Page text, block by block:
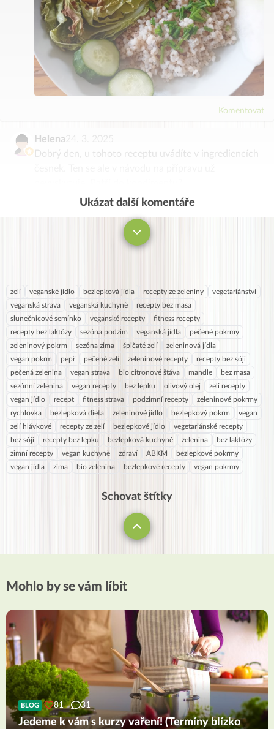
Komentovat
Helena
Dobrý den, u tohoto receptu uvádíte v ingrediencích
Ukázat další komentáře
zelí veganské jídlo bezlepková jídla recepty ze zeleniny
vegetariánství
veganská strava
veganská kuchyně
recepty bez masa
slunečnicové semínko
veganské recepty
fitness recepty
recepty bez laktózy
sezóna podzim veganská jídla
pečené pokrmy
zeleninový pokrm
sezóna zima špičaté zelí
zeleninová jídla
vegan pokrm
pepř pečené zelí zeleninové recepty
recepty bez sóji
pečená zelenina
vegan strava bio citronové štáva mandle
bez masa
sezónní zelenina
vegan recepty bez lepku olivový olej
zelí recepty
vegan jídlo
recept fitness strava podzimní recepty
zeleninové pokrmy
rychlovka
bezlepková dieta zeleninové jídlo bezlepkový pokrm
vegan
zelí hlávkové
recepty ze zelí bezlepkové jídlo
vegetariánské recepty
bez sóji
recepty bez lepku bezlepková kuchyně zelenina
bez laktózy
zimní recepty
vegan kuchyně zdraví ABKM
bezlepkové pokrmy
vegan jídla
zima bio zelenina bezlepkové recepty vegan pokrmy
Schovat štítky
Mohlo by se vám líbit
BLOG 81 31
Jedeme k vám s kurzy vaření! (Termíny blízko